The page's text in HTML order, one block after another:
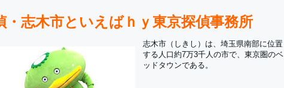
・志木市といえばｈｙ東京探偵事務所
志木市（しきし）は、埼玉県南部に位置
する人口約7万3千人の市で、東京圏のベ
ッドタウンである。